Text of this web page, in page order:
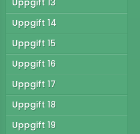
Uppgift 13
Uppgift 14
Uppgift 15
Uppgift 16
Uppgift 17
Uppgift 18
Uppgift 19